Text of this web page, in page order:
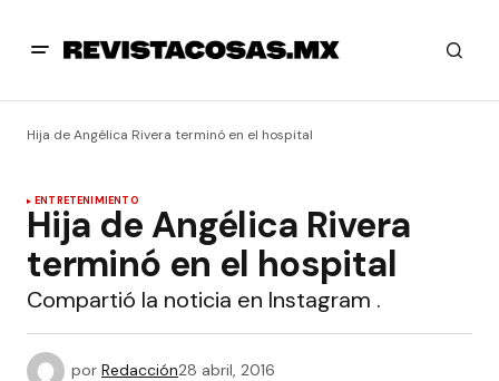
Hija de Angélica Rivera terminó en el hospital
ENTRETENIMIENTO
Hija de Angélica Rivera
terminó en el hospital
Compartió la noticia en Instagram .
por Redacción28 abril, 2016